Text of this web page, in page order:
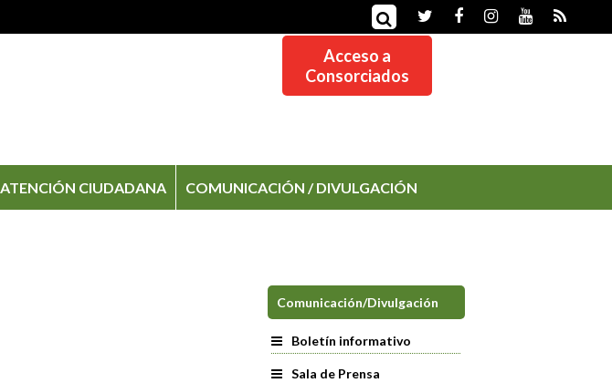
Acceso a
Consorciados
ATENCIÓN CIUDADANA COMUNICACIÓN / DIVULGACIÓN
Comunicación/Divulgación
Boletín informativo
Sala de Prensa